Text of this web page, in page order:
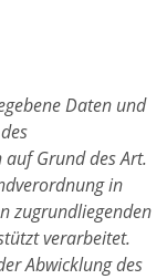
Daten und
Grund des Art.
in
zugrundliegenden
verarbeitet.
Abwicklung des